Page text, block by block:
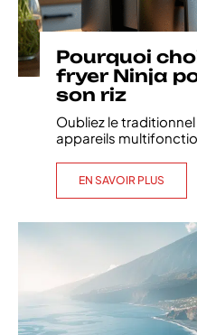
Pourquoi
fryer Ninja
son riz
Oubliez le
appareils
EN SAVOIR PLUS